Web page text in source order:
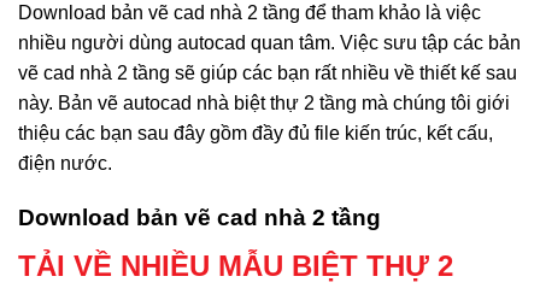
Download bản vẽ cad nhà 2 tầng để tham khảo là việc
nhiều người dùng autocad quan tâm. Việc sưu tập các bản
vẽ cad nhà 2 tầng sẽ giúp các bạn rất nhiều về thiết kế sau
này. Bản vẽ autocad nhà biệt thự 2 tầng mà chúng tôi giới
thiệu các bạn sau đây gồm đầy đủ file kiến trúc, kết cấu,
điện nước.
Download bản vẽ cad nhà 2 tầng
TẢI VỀ NHIỀU MẪU BIỆT THỰ 2